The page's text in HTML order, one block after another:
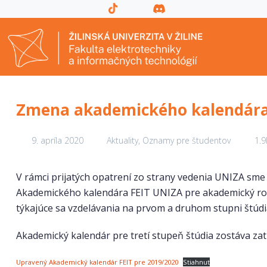
Zmena akademického
9. apríla 2020 Aktuality, Oznamy pre študentov
V rámci prijatých opatrení zo strany vedenia UNIZA
Akademického kalendára FEIT UNIZA pre akademický
týkajúce sa vzdelávania na prvom a druhom stupni
Akademický kalendár pre tretí stupeň štúdia zostáva
Upravený Akademický kalendár FEIT pre 2019/2020 Stiahnuť